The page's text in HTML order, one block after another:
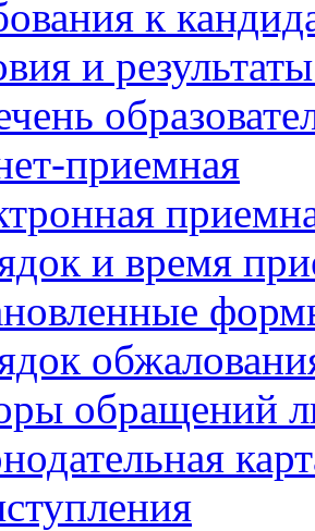
к
и
приемная
и время
обращений